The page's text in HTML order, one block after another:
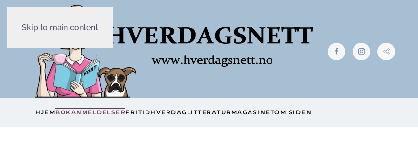
Skip to main content
HJEMBOKANMELDELSER FRITIDHVERDAG LITTERATUR MAGASINETOM SIDEN